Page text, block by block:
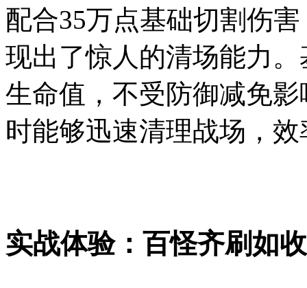
配合35万点基础切割伤
现出了惊人的清场能力
生命值，不受防御减免
时能够迅速清理战场，
实战体验：百怪齐刷如